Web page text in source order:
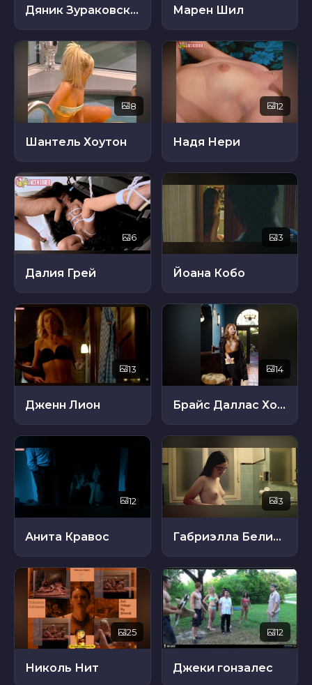
Дяник Зураковская Марен Шил
8
Шантель Хоутон
12
Надя Нери
6
Далия Грей
3
Йоана Кобо
13
Дженн Лион
14
Брайс Даллас Ховард
12
Анита Кравос
3
Габриэлла Белисарио
25
Николь Нит
12
Джеки гонзалес